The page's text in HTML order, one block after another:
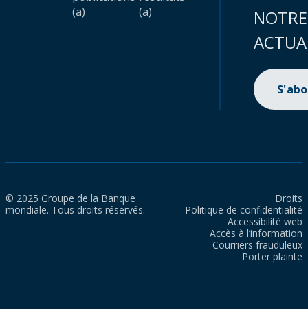
(a)
(a)
NOTRE
© 2025 Groupe de la Banque
mondiale. Tous droits réservés.
Droits
Politique de confidentialité
Accessibilité web
Accès à l’information
Courriers frauduleux
Porter plainte